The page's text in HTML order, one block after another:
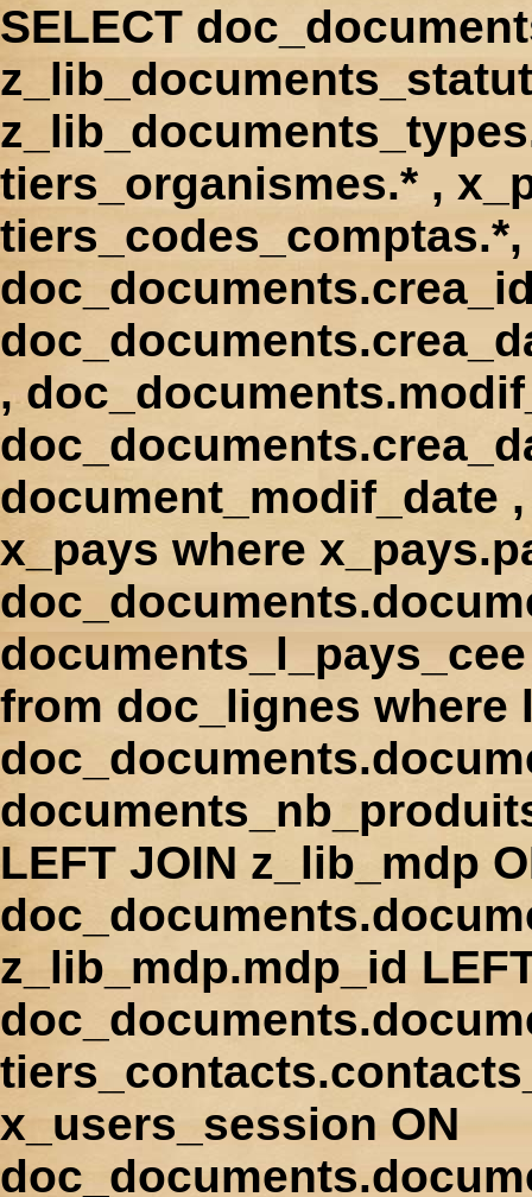
SELECT
tiers_organismes.* ,
,
document_modif_date
x_pays where
from doc_lignes where
LEFT JOIN z_lib_mdp
z_lib_mdp.mdp_id
x_users_session ON